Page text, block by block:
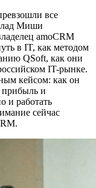
все
Миши
amoCRM
в IT, как методом
QSoft, как они
IT-рынке.
кейсом: как он
прибыль и
и работать
сейчас